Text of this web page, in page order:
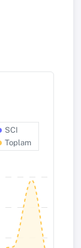
SCI
Toplam